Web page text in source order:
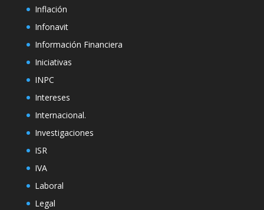
Inflación
Infonavit
Información Financiera
Iniciativas
INPC
Intereses
Internacional.
Investigaciones
ISR
IVA
Laboral
Legal